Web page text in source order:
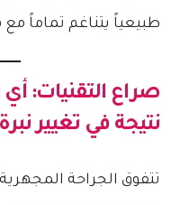
طبيعياً يتناغم تماماً
صراع التقنيات:
نتيجة في تغيير
تتفوق الجراحة